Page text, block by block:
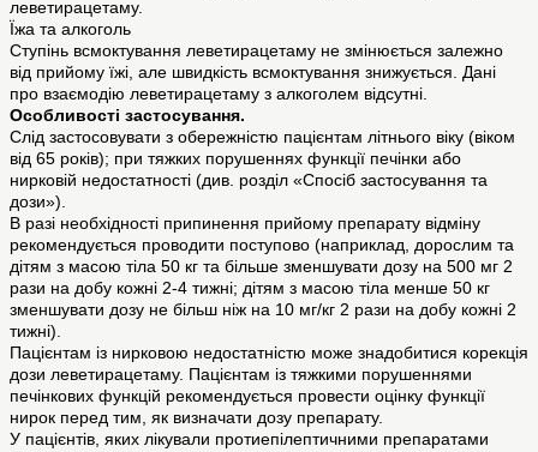
леветирацетаму.
Їжа та алкоголь
Ступінь всмоктування леветирацетаму не змінюється залежно
від прийому їжі, але швидкість всмоктування знижується. Дані
про взаємодію леветирацетаму з алкоголем відсутні.
Особливості застосування.
Слід застосовувати з обережністю пацієнтам літнього віку (віком
від 65 років); при тяжких порушеннях функції печінки або
нирковій недостатності (див. розділ «Спосіб застосування та
дози»).
В разі необхідності припинення прийому препарату відміну
рекомендується проводити поступово (наприклад, дорослим та
дітям з масою тіла 50 кг та більше зменшувати дозу на 500 мг 2
рази на добу кожні 2-4 тижні; дітям з масою тіла менше 50 кг
зменшувати дозу не більш ніж на 10 мг/кг 2 рази на добу кожні 2
тижні).
Пацієнтам із нирковою недостатністю може знадобитися корекція
дози леветирацетаму. Пацієнтам із тяжкими порушеннями
печінкових функцій рекомендується провести оцінку функції
нирок перед тим, як визначати дозу препарату.
У пацієнтів, яких лікували протиепілептичними препаратами